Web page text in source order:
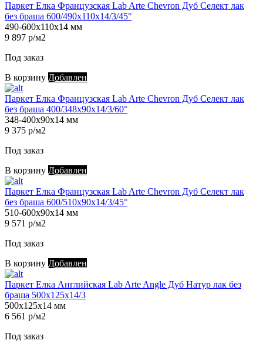
Паркет Елка Французская Lab Arte Chevron Дуб Селект лак
без браша 600/490х110х14/3/45°
490-600х110х14 мм
9 897 р/м2
Под заказ
В корзину Добавлен
Паркет Елка Французская Lab Arte Chevron Дуб Селект лак
без браша 400/348х90х14/3/60°
348-400х90х14 мм
9 375 р/м2
Под заказ
В корзину Добавлен
Паркет Елка Французская Lab Arte Chevron Дуб Селект лак
без браша 600/510х90х14/3/45°
510-600х90х14 мм
9 571 р/м2
Под заказ
В корзину Добавлен
Паркет Елка Английская Lab Arte Angle Дуб Натур лак без
браша 500х125х14/3
500х125х14 мм
6 561 р/м2
Под заказ